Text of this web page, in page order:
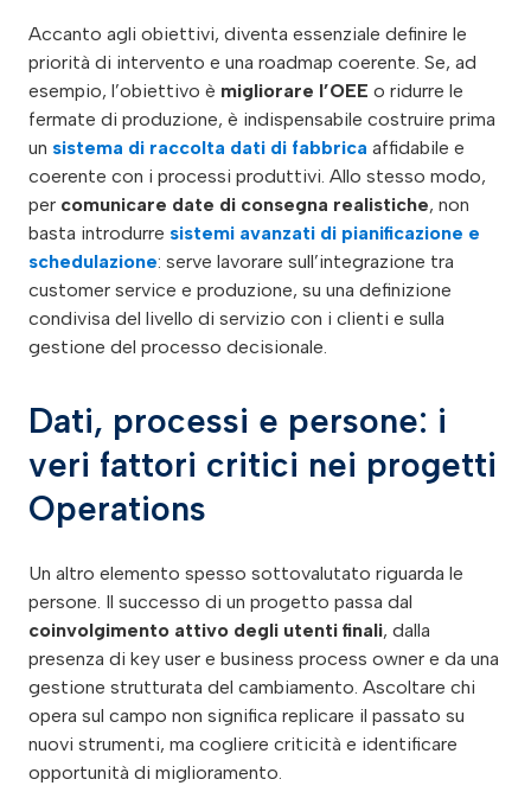
Accanto agli obiettivi, diventa essenziale definire le
priorità di intervento e una roadmap coerente. Se, ad
esempio, l’obiettivo è migliorare l’OEE o ridurre le
fermate di produzione, è indispensabile costruire prima
un sistema di raccolta dati di fabbrica affidabile e
coerente con i processi produttivi. Allo stesso modo,
per comunicare date di consegna realistiche, non
basta introdurre sistemi avanzati di pianificazione e
schedulazione: serve lavorare sull’integrazione tra
customer service e produzione, su una definizione
condivisa del livello di servizio con i clienti e sulla
gestione del processo decisionale.
Dati, processi e persone: i
veri fattori critici nei progetti
Operations
Un altro elemento spesso sottovalutato riguarda le
persone. Il successo di un progetto passa dal
coinvolgimento attivo degli utenti finali, dalla
presenza di key user e business process owner e da una
gestione strutturata del cambiamento. Ascoltare chi
opera sul campo non significa replicare il passato su
nuovi strumenti, ma cogliere criticità e identificare
opportunità di miglioramento.